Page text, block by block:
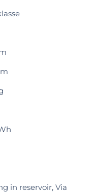
in reservoir, Via